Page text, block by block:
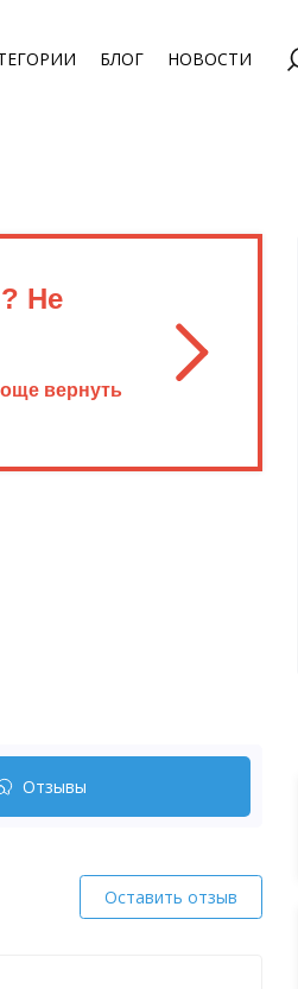
БЛОГ НОВОСТИ
Не
вернуть
Отзывы
Оставить отзыв